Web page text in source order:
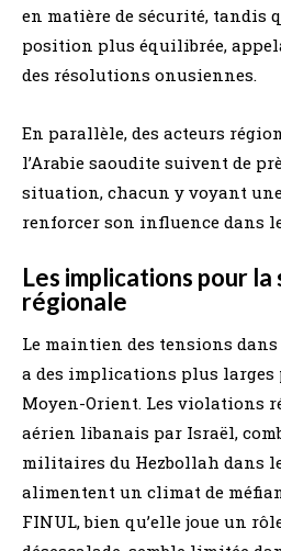
en matière de sécurité, tandis
position plus équilibrée,
des résolutions onusiennes.
En parallèle, des acteurs
l’Arabie saoudite suivent de
situation, chacun y voyant
renforcer son influence dans
Les implications pour
régionale
Le maintien des tensions
a des implications plus
Moyen-Orient. Les violations
aérien libanais par Israël,
militaires du Hezbollah dans
alimentent un climat de
FINUL, bien qu’elle joue un